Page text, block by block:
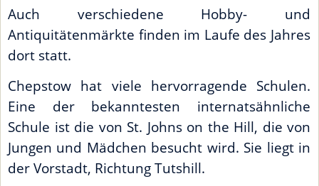
Auch verschiedene Hobby- und
Antiquitätenmärkte finden im Laufe des Jahres
dort statt.
Chepstow hat viele hervorragende Schulen.
Eine der bekanntesten internatsähnliche
Schule ist die von St. Johns on the Hill, die von
Jungen und Mädchen besucht wird. Sie liegt in
der Vorstadt, Richtung Tutshill.